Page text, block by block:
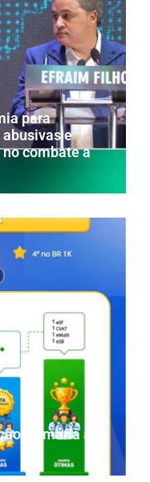
para
e
combate a
Primária à